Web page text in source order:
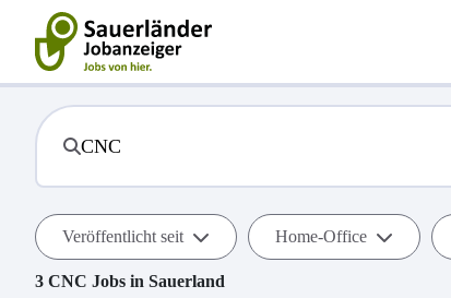
Veröffentlicht seit Home-Office
3 CNC Jobs in Sauerland